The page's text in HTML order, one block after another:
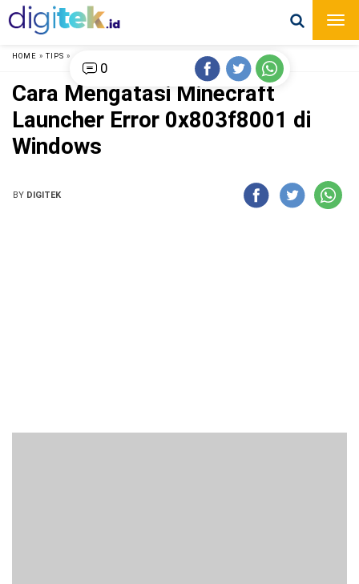
HOME » TIPS »
Cara Mengatasi Minecraft
Launcher Error 0x803f8001 di
Windows
BY DIGITEK
0